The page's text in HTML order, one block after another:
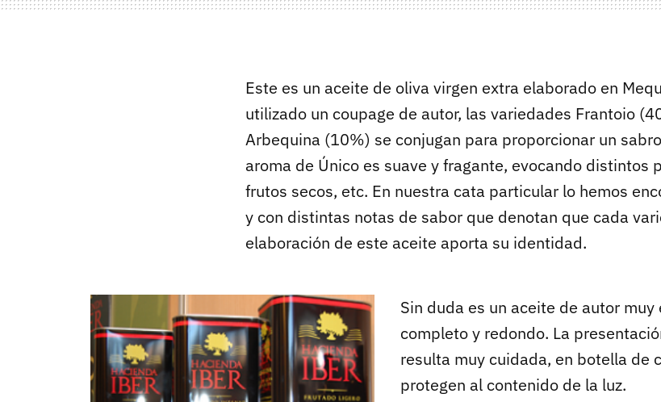
Este es un aceite de oliva virgen extra elaborado en
utilizado un coupage de autor, las variedades Frantoio
Arbequina (10%) se conjugan para proporcionar un
aroma de Único es suave y fragante, evocando distintos
frutos secos, etc. En nuestra cata particular lo hemos
y con distintas notas de sabor que denotan que cada
elaboración de este aceite aporta su identidad.
Sin duda es un aceite de autor
completo y redondo. La
resulta muy cuidada, en botella de
protegen al contenido de la luz.